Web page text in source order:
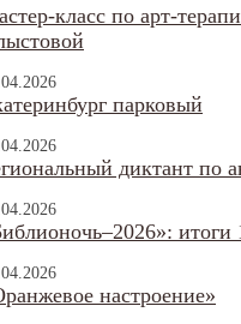
класс по арт-
парковый
диктант по
итоги
настроение»